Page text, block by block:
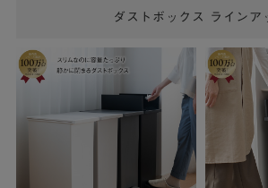
ダストボックス ラインア